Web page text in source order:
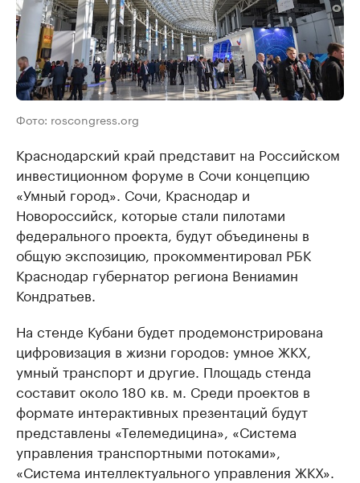
Фото: roscongress.org
Краснодарский край представит на Российском
инвестиционном форуме в Сочи концепцию
«Умный город». Сочи, Краснодар и
Новороссийск, которые стали пилотами
федерального проекта, будут объединены в
общую экспозицию, прокомментировал РБК
Краснодар губернатор региона Вениамин
Кондратьев.
На стенде Кубани будет продемонстрирована
цифровизация в жизни городов: умное ЖКХ,
умный транспорт и другие. Площадь стенда
составит около 180 кв. м. Среди проектов в
формате интерактивных презентаций будут
представлены «Телемедицина», «Система
управления транспортными потоками»,
«Система интеллектуального управления ЖКХ».